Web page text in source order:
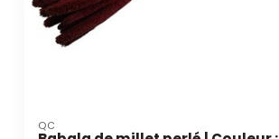
QC